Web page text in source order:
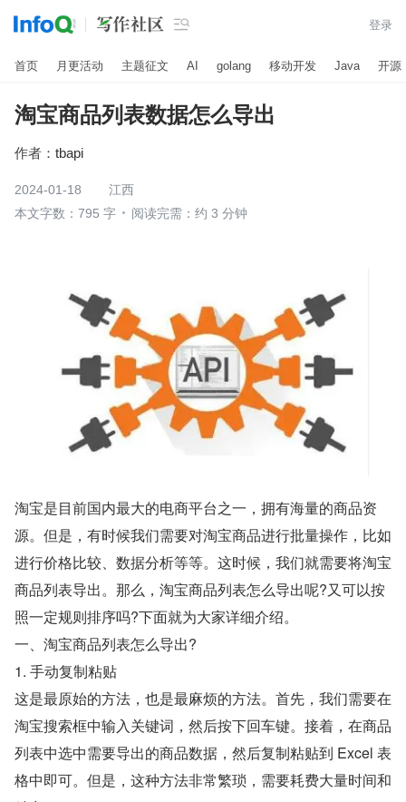
 登录
首页 月更活动 主题征文 AI golang 移动开发 Java 开源
淘宝商品列表数据怎么导出
作者： tbapi
2024-01-18
江西
本文字数：795 字
阅读完需：约 3 分钟
淘宝是目前国内最大的电商平台之一，拥有海量的商品资
源。但是，有时候我们需要对淘宝商品进行批量操作，比如
进行价格比较、数据分析等等。这时候，我们就需要将淘宝
商品列表导出。那么，淘宝商品列表怎么导出呢?又可以按
照一定规则排序吗?下面就为大家详细介绍。
一、淘宝商品列表怎么导出?
1. 手动复制粘贴
这是最原始的方法，也是最麻烦的方法。首先，我们需要在
淘宝搜索框中输入关键词，然后按下回车键。接着，在商品
列表中选中需要导出的商品数据，然后复制粘贴到 Excel 表
格中即可。但是，这种方法非常繁琐，需要耗费大量时间和